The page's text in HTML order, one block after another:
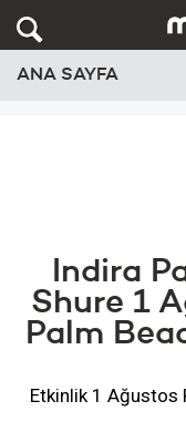
ANA SAYFA
Indira
Shure 1
Palm
Etkinlik 1 Ağustos